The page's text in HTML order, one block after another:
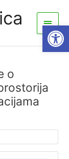
Main
Menu
o